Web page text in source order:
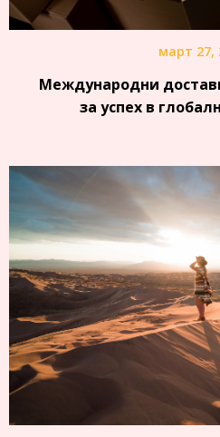
март 27,
Международни
за успех в